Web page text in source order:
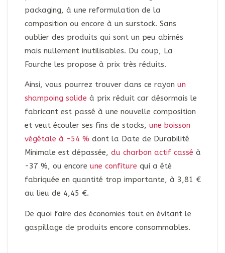
packaging, à une reformulation de la
composition ou encore à un surstock. Sans
oublier des produits qui sont un peu abimés
mais nullement inutilisables. Du coup, La
Fourche les propose à prix très réduits.
Ainsi, vous pourrez trouver dans ce rayon un
shampoing solide à prix réduit car désormais le
fabricant est passé à une nouvelle composition
et veut écouler ses fins de stocks, une boisson
végétale à -54 % dont la Date de Durabilité
Minimale est dépassée, du charbon actif cassé à
-37 %, ou encore une confiture qui a été
fabriquée en quantité trop importante, à 3,81 €
au lieu de 4,45 €.
De quoi faire des économies tout en évitant le
gaspillage de produits encore consommables.